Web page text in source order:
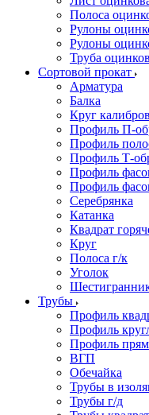
Полоса
Рулоны
Рулоны
Труба
Сортовой прокат
Арматура
Балка
Круг
Профиль П-
Профиль
Профиль Т-
Профиль
Профиль
Серебрянка
Катанка
Квадрат
Круг
Полоса г/к
Уголок
Трубы
Профиль
Профиль
Профиль
ВГП
Обечайка
Трубы в
Трубы г/д